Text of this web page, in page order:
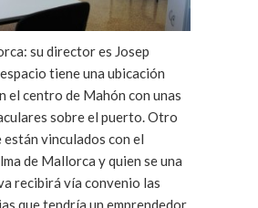
su director es Josep
tiene una ubicación
el centro de Mahón con unas
sobre el puerto. Otro
vinculados con el
de Mallorca y quien se una
recibirá vía convenio las
que tendría un emprendedor